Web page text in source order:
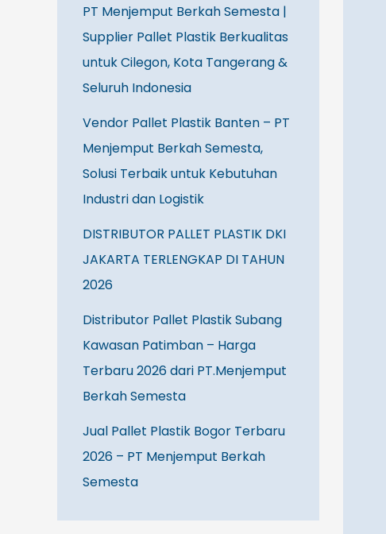
PT Menjemput Berkah Semesta |
Supplier Pallet Plastik Berkualitas
untuk Cilegon, Kota Tangerang &
Seluruh Indonesia
Vendor Pallet Plastik Banten – PT
Menjemput Berkah Semesta,
Solusi Terbaik untuk Kebutuhan
Industri dan Logistik
DISTRIBUTOR PALLET PLASTIK DKI
JAKARTA TERLENGKAP DI TAHUN
2026
Distributor Pallet Plastik Subang
Kawasan Patimban – Harga
Terbaru 2026 dari PT.Menjemput
Berkah Semesta
Jual Pallet Plastik Bogor Terbaru
2026 – PT Menjemput Berkah
Semesta